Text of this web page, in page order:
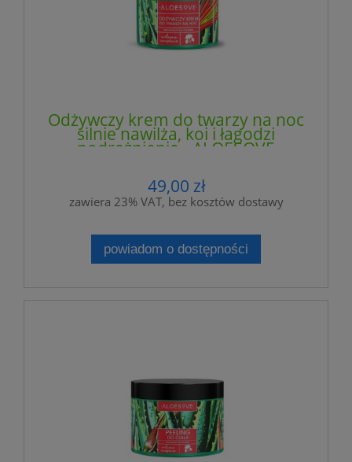
Odżywczy krem do twarzy na noc
silnie nawilża, koi i łagodzi
podrażnienia - ALOESOVE
49,00 zł
zawiera 23% VAT, bez kosztów dostawy
powiadom o dostępności